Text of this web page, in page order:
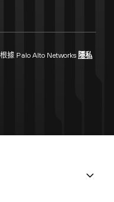
據 Palo Alto Networks 隱私